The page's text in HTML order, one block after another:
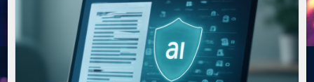
FÜR
GRUNDWASSER-
UND